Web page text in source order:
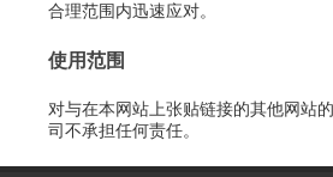
合理范围内迅速应对。
使用范围
对与在本网站上张贴链接的其他网站
司不承担任何责任。